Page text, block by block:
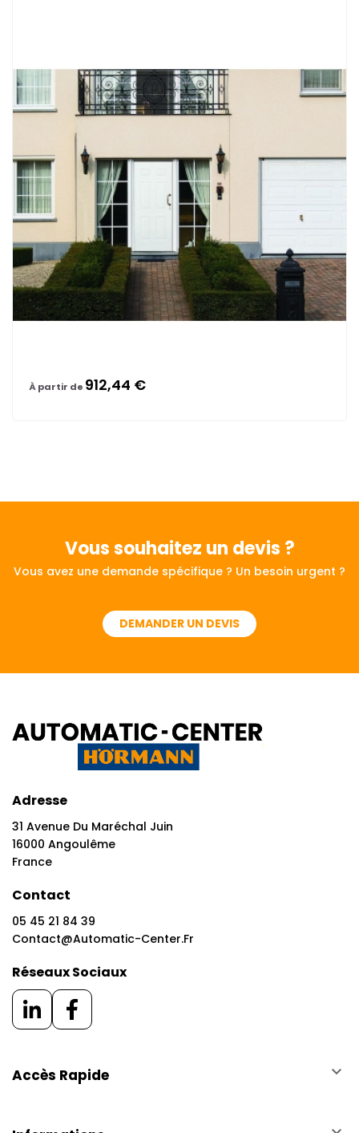
À partir de 912,44 €
Vous souhaitez un devis ?
Vous avez une demande spécifique ? Un besoin urgent ?
DEMANDER UN DEVIS
Adresse
31 Avenue Du Maréchal Juin
16000 Angoulême
France
Contact
05 45 21 84 39
Contact@automatic-Center.fr
Réseaux Sociaux
Accès Rapide keyboard_arrow_down